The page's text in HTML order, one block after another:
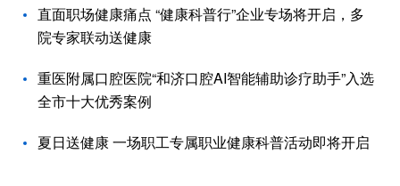
直面职场健康痛点 “健康科普行”企业专场将开启，多
院专家联动送健康
重医附属口腔医院“和济口腔AI智能辅助诊疗助手”入选
全市十大优秀案例
夏日送健康 一场职工专属职业健康科普活动即将开启